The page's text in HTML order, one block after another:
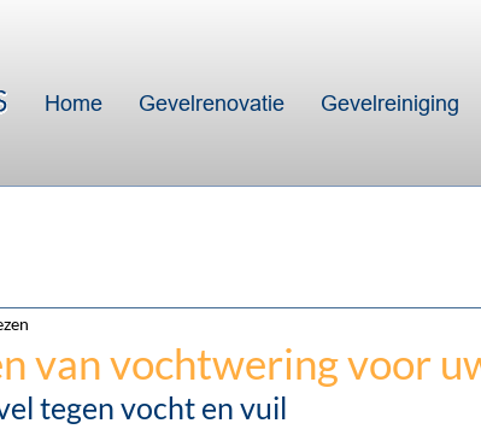
Home Gevelrenovatie Gevelreiniging
van vochtwering voor
tegen vocht en vuil